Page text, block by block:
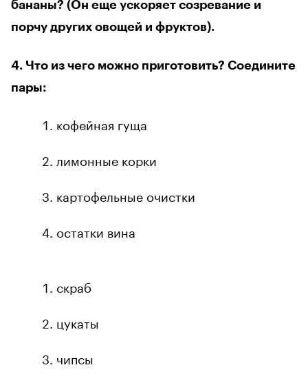
бананы? (Он еще ускоряет созревание и
порчу других овощей и фруктов).
4. Что из чего можно приготовить? Соедините
пары:
кофейная гуща
лимонные корки
картофельные очистки
остатки вина
скраб
цукаты
чипсы